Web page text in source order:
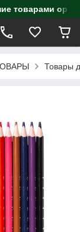
товарами
Товары